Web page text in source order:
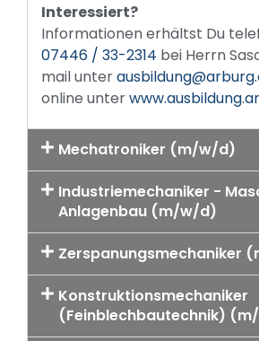
Interessiert?
Informationen erhältst Du
07446 / 33-2314 bei Herrn
mail unter
online unter
Mechatroniker (m/w/d)
Industriemechaniker -
Anlagenbau (m/w/d)
Zerspanungsmechaniker
Konstruktionsmechaniker
(Feinblechbautechnik)